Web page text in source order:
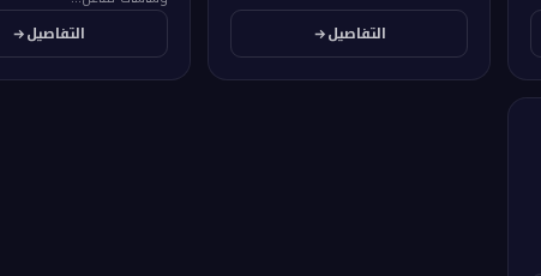
التفاصيل التفاصيل